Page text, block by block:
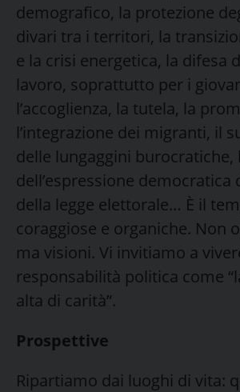
demografico, la protezione
divari tra i territori, la
e la crisi energetica, la difesa
lavoro, soprattutto per i
l’accoglienza, la tutela, la
l’integrazione dei migranti, il
delle lungaggini
dell’espressione democratica
della legge elettorale… È il
coraggiose e organiche. Non
ma visioni. Vi invitiamo a
responsabilità politica come
alta di carità”.
Prospettive
Ripartiamo dai luoghi di vita: